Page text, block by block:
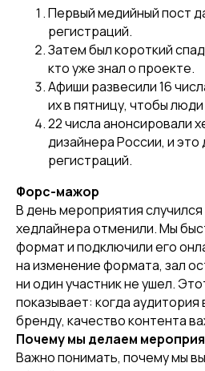
Первый медийный пост
регистраций.
Затем был короткий
кто уже знал о проекте.
Афиши развесили 16
их в пятницу, чтобы
22 числа анонсировали
дизайнера России, и
регистраций.
Форс-мажор
В день мероприятия
хедлайнера отменили. Мы
формат и подключили его
на изменение формата, зал
ни один участник не ушел.
показывает: когда
бренду, качество контента
Почему мы делаем
Важно понимать, почему мы